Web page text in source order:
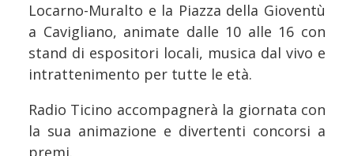
Locarno-Muralto e la Piazza della Gioventù
a Cavigliano, animate dalle 10 alle 16 con
stand di espositori locali, musica dal vivo e
intrattenimento per tutte le età.
Radio Ticino accompagnerà la giornata con
la sua animazione e divertenti concorsi a
premi.